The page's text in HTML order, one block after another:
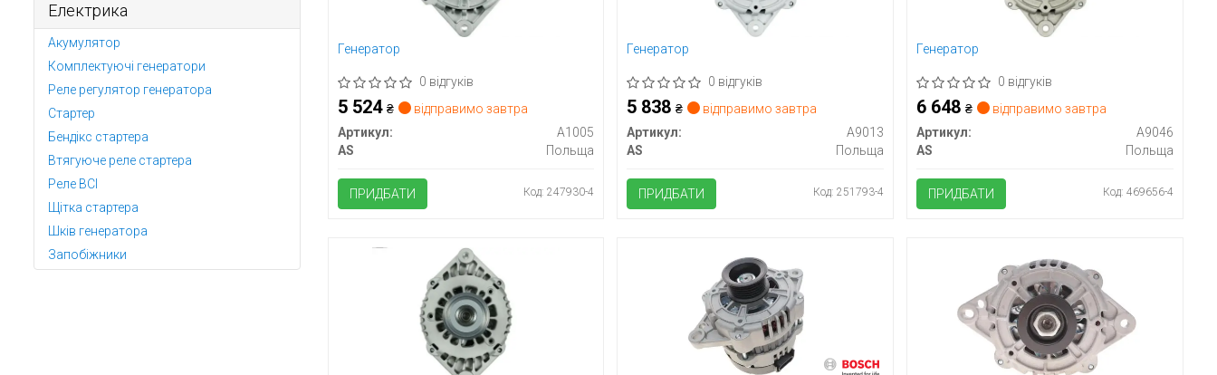
Електрика
Акумулятор
Комплектуючі генератори
Реле регулятор генератора
Стартер
Бендікс стартера
Втягуюче реле стартера
Реле ВСІ
Щітка стартера
Шків генератора
Запобіжники
Генератор
0 відгуків
5 524 ₴
відправимо завтра
Артикул:
A1005
AS
Польща
ПРИДБАТИ Код: 247930-4
Генератор
0 відгуків
5 838₴
відправимо завтра
Артикул:
A9013
AS
Польща
ПРИДБАТИ Код: 251793-4
Генератор
0 відгуків
6 648₴
відправимо завтра
Артикул:
A9046
AS
Польща
ПРИДБАТИ Код: 469656-4